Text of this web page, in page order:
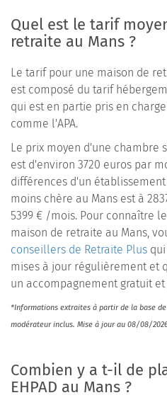
Quel est le tarif
retraite au Mans ?
Le tarif pour une maison de
est composé du tarif
qui est en partie pris en
comme l'APA.
Le prix moyen d'une chambre
est d'environ 3720 euros par
différences d'un
moins chère au Mans est à
5399 € /mois. Pour connaître
maison de retraite au Mans,
conseillers de Retraite Plus
mises à jour régulièrement et
un accompagnement gratuit
*Informations extraites à partir de la base
modérateur inclus. Mise à jour au 08/08/
Combien y a t-il de
EHPAD au Mans ?